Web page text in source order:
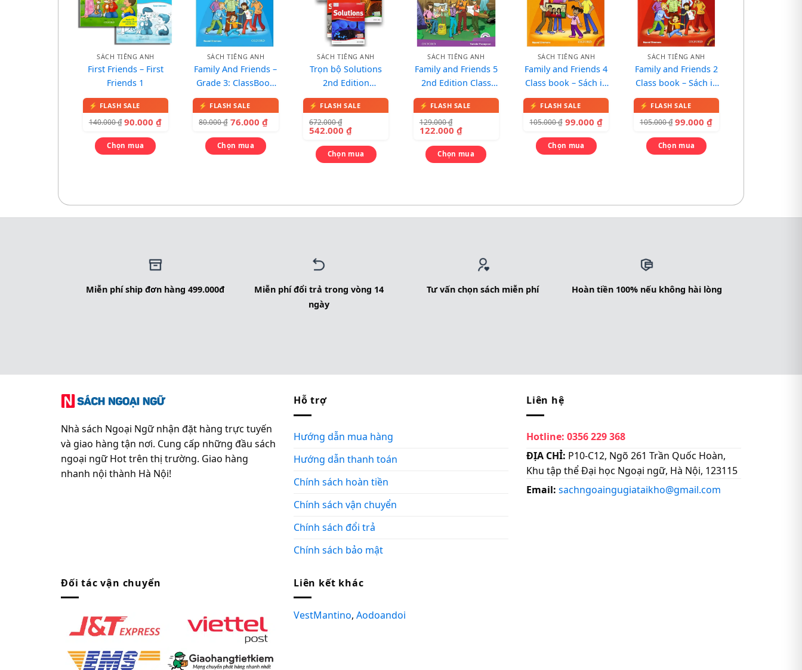
SÁCH TIẾNG ANH
First Friends – First
Friends 1
140.000₫ 90.000₫
Chọn mua
SÁCH TIẾNG ANH
Family And Friends –
Grade 3: ClassBook
(Lớp 3)
80.000₫ 76.000 ₫
Chọn mua
SÁCH TIẾNG ANH
Trọn bộ Solutions
2nd Edition
(Elementary + Pre-
Intermediate +
Intermediate)
672.000₫
542.000₫
Chọn mua
SÁCH TIẾNG ANH
Family and Friends 5
2nd Edition Class
book – Sách in màu,
kèm 1 CD
129.000₫
122.000 ₫
Chọn mua
SÁCH TIẾNG ANH
Family and Friends 4
Class book – Sách in
màu, kèm 1 CD
105.000₫ 99.000 ₫
Chọn mua
SÁCH TIẾNG ANH
Family and Friends 2
Class book – Sách in
màu, kèm 1 CD
105.000₫ 99.000₫
Chọn mua
Miễn phí ship đơn hàng 499.000đ
Miễn phí đổi trả trong vòng 14
ngày
Tư vấn chọn sách miễn phí Hoàn tiền 100% nếu không hài lòng
Nhà sách Ngoại Ngữ nhận đặt hàng trực tuyến
và giao hàng tận nơi. Cung cấp những đầu sách
ngoại ngữ Hot trên thị trường. Giao hàng
nhanh nội thành Hà Nội!
Hỗ trợ
Hướng dẫn mua hàng
Hướng dẫn thanh toán
Chính sách hoàn tiền
Chính sách vận chuyển
Chính sách đổi trả
Chính sách bảo mật
Liên hệ
Hotline: 0356 229 368
ĐỊA CHỈ: P10-C12, Ngõ 261 Trần Quốc Hoàn,
Khu tập thể Đại học Ngoại ngữ, Hà Nội, 123115
Email: sachngoaingugiataikho@gmail.com
Đối tác vận chuyển Liên kết khác
VestMantino, Aodoandoi